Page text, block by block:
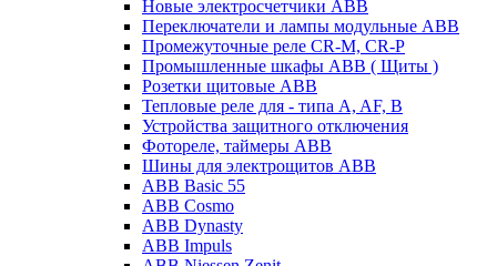
Новые электросчетчики ABB
Переключатели и лампы модульные ABB
Промежуточные реле CR-M, CR-P
Промышленные шкафы ABB ( Щиты )
Розетки щитовые ABB
Тепловые реле для - типа A, AF, B
Устройства защитного отключения
Фотореле, таймеры ABB
Шины для электрощитов АВВ
ABB Basic 55
ABB Cosmo
ABB Dynasty
ABB Impuls